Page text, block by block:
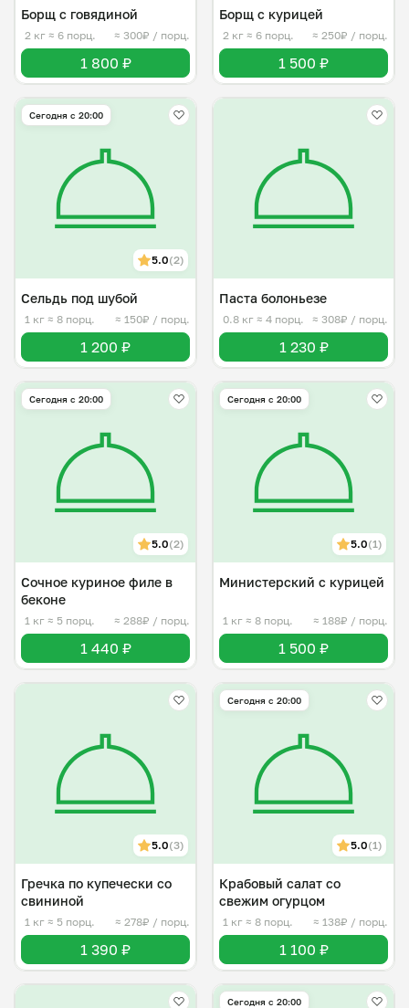
Борщ с говядиной
2 кг ≈ 6 порц. ≈ 300₽ / порц.
1 800 ₽
Борщ с курицей
2 кг ≈ 6 порц. ≈ 250₽ / порц.
1 500 ₽
Сегодня с 20:00
5.0(2)
Сельдь под шубой
1 кг ≈ 8 порц. ≈ 150₽ / порц.
1 200 ₽
Паста болоньезе
0.8 кг ≈ 4 порц. ≈ 308₽ / порц.
1 230 ₽
Сегодня с 20:00
5.0(2)
Сочное куриное филе в
беконе
1 кг ≈ 5 порц. ≈ 288₽ / порц.
1 440 ₽
Сегодня с 20:00
5.0(1)
Министерский с курицей
1 кг ≈ 8 порц. ≈ 188₽ / порц.
1 500 ₽
5.0(3)
Гречка по купечески со
свининой
1 кг ≈ 5 порц. ≈ 278₽ / порц.
1 390 ₽
Сегодня с 20:00
5.0(1)
Крабовый салат со
свежим огурцом
1 кг ≈ 8 порц. ≈ 138₽ / порц.
1 100 ₽
Сегодня с 20:00